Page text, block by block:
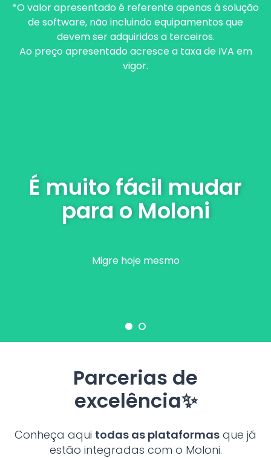
*O valor apresentado é referente apenas à solução
de software, não incluindo equipamentos que
devem ser adquiridos a terceiros.
Ao preço apresentado acresce a taxa de IVA em
vigor.
É muito fácil mudar
para o Moloni
Migre hoje mesmo
Parcerias de
excelência✨
Conheça aqui todas as plataformas que já
estão integradas com o Moloni.